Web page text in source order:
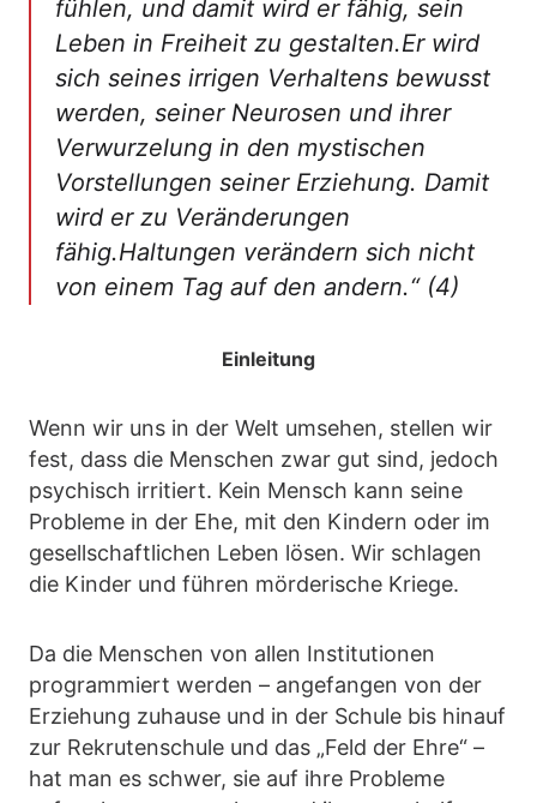
fühlen, und damit wird er fähig, sein
Leben in Freiheit zu gestalten.Er wird
sich seines irrigen Verhaltens bewusst
werden, seiner Neurosen und ihrer
Verwurzelung in den mystischen
Vorstellungen seiner Erziehung. Damit
wird er zu Veränderungen
fähig.Haltungen verändern sich nicht
von einem Tag auf den andern.“ (4)
Einleitung
Wenn wir uns in der Welt umsehen, stellen wir
fest, dass die Menschen zwar gut sind, jedoch
psychisch irritiert. Kein Mensch kann seine
Probleme in der Ehe, mit den Kindern oder im
gesellschaftlichen Leben lösen. Wir schlagen
die Kinder und führen mörderische Kriege.
Da die Menschen von allen Institutionen
programmiert werden – angefangen von der
Erziehung zuhause und in der Schule bis hinauf
zur Rekrutenschule und das „Feld der Ehre“ –
hat man es schwer, sie auf ihre Probleme